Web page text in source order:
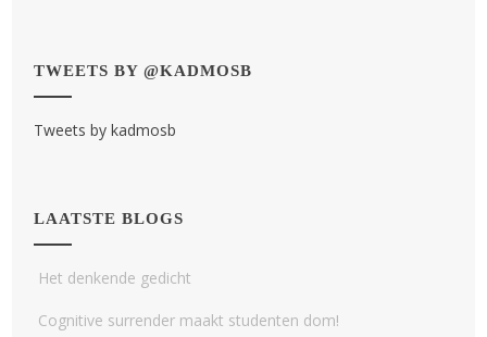
TWEETS BY @KADMOSB
Tweets by kadmosb
LAATSTE BLOGS
Het denkende gedicht
Cognitive surrender maakt studenten dom!